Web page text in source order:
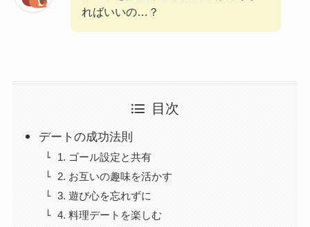
ればいいの…？
目次
デートの成功法則
1. ゴール設定と共有
2. お互いの趣味を活かす
3. 遊び心を忘れずに
4. 料理デートを楽しむ